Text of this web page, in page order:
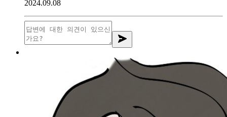
2024.09.08